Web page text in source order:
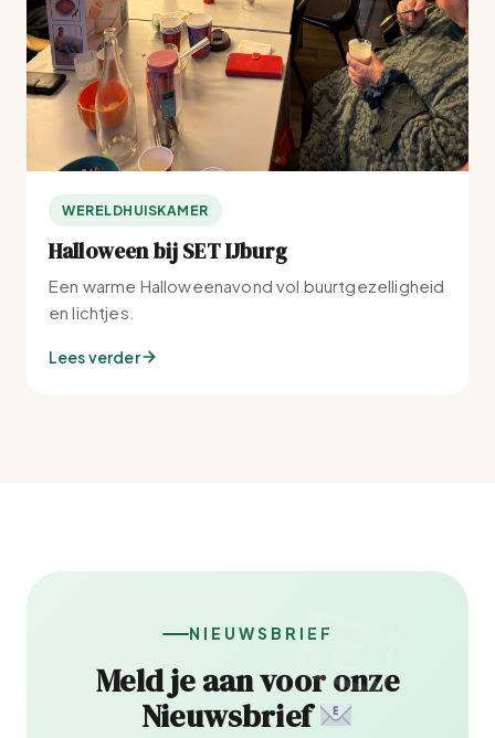
WERELDHUISKAMER
Halloween bij SET IJburg
Een warme Halloweenavond vol buurtgezelligheid
en lichtjes.
Lees verder
NIEUWSBRIEF
Meld je aan voor onze
Nieuwsbrief